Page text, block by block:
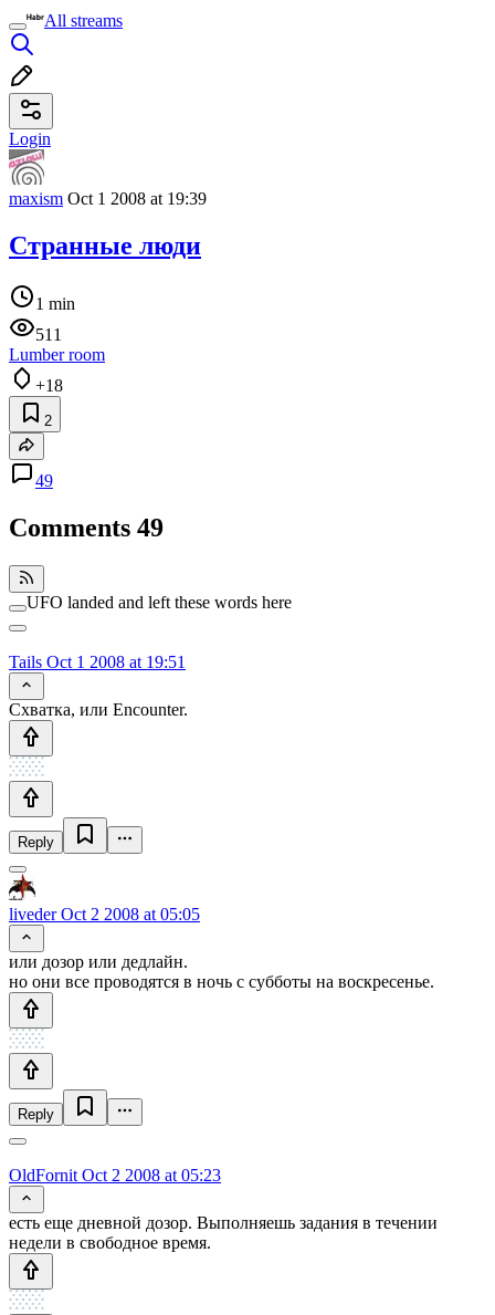
All streams
Login
maxism Oct 1 2008 at 19:39
Странные люди
1 min
511
Lumber room
+18
2
49
Comments 49
UFO landed and left these words here
Tails Oct 1 2008 at 19:51
Схватка, или Encounter.
Reply
livederOct 2 2008 at 05:05
или дозор или дедлайн.
но они все проводятся в ночь с субботы на воскресенье.
Reply
OldFornit Oct 2 2008 at 05:23
есть еще дневной дозор. Выполняешь задания в течении
недели в свободное время.